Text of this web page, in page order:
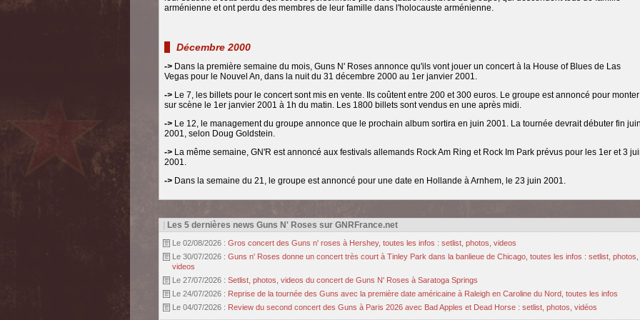
arménienne et ont perdu des membres de leur famille dans l'holocauste arménienne.
Décembre 2000
-> Dans la première semaine du mois, Guns N' Roses annonce qu'ils vont jouer un concert à la House of Blues de Las
Vegas pour le Nouvel An, dans la nuit du 31 décembre 2000 au 1er janvier 2001.
-> Le 7, les billets pour le concert sont mis en vente. Ils coûtent entre 200 et 300 euros. Le groupe est annoncé pour monter
sur scène le 1er janvier 2001 à 1h du matin. Les 1800 billets sont vendus en une après midi.
-> Le 12, le management du groupe annonce que le prochain album sortira en juin 2001. La tournée devrait débuter fin
2001, selon Doug Goldstein.
-> La même semaine, GN'R est annoncé aux festivals allemands Rock Am Ring et Rock Im Park prévus pour les 1er et 3
2001.
-> Dans la semaine du 21, le groupe est annoncé pour une date en Hollande à Arnhem, le 23 juin 2001.
Les 5 dernières news Guns N' Roses sur GNRFrance.net
Le 02/08/2026 : Gros concert des Guns n' roses à Hershey, toutes les infos : setlist, photos, videos
Le 30/07/2026 : Guns n' Roses donne un concert très court à Tinley Park dans la banlieue de Chicago, toutes les infos : setlist, photos,
videos
Le 27/07/2026 : Setlist, photos, videos du concert de Guns N' Roses à Saratoga Springs
Le 24/07/2026 : Reprise de la tournée des Guns avec la première date américaine à Raleigh en Caroline du Nord, toutes les infos
Le 04/07/2026 : Review du second concert des Guns à Paris 2026 avec Bad Apples et Dead Horse : setlist, photos, vidéos